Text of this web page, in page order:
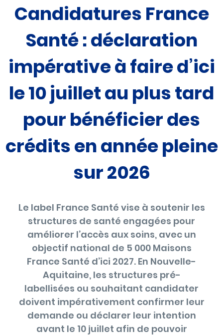
Candidatures France
Santé : déclaration
impérative à faire d’ici
le 10 juillet au plus tard
pour bénéficier des
crédits en année pleine
sur 2026
Le label France Santé vise à soutenir les
structures de santé engagées pour
améliorer l’accès aux soins, avec un
objectif national de 5 000 Maisons
France Santé d’ici 2027. En Nouvelle-
Aquitaine, les structures pré-
labellisées ou souhaitant candidater
doivent impérativement confirmer leur
demande ou déclarer leur intention
avant le 10 juillet afin de pouvoir